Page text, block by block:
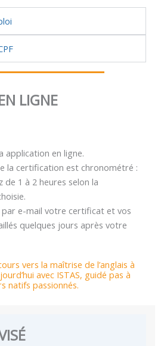
LIGNE
application en ligne.
la certification est chronométré :
de 1 à 2 heures selon la
par e-mail votre certificat et vos
quelques jours après votre
vers la maîtrise de l’anglais à
avec ISTAS, guidé pas à
natifs passionnés.